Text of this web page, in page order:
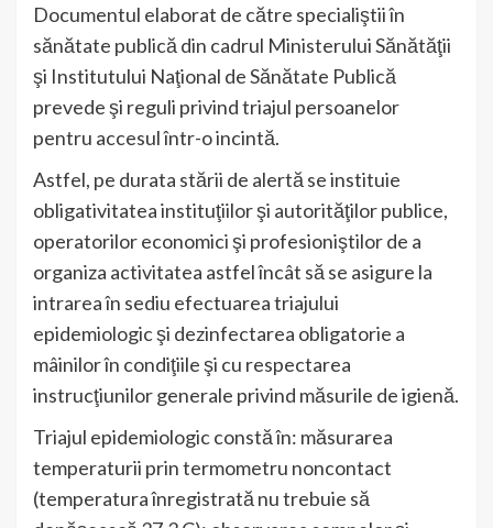
Documentul elaborat de către specialiştii în
sănătate publică din cadrul Ministerului Sănătăţii
şi Institutului Naţional de Sănătate Publică
prevede şi reguli privind triajul persoanelor
pentru accesul într-o incintă.
Astfel, pe durata stării de alertă se instituie
obligativitatea instituţiilor şi autorităţilor publice,
operatorilor economici şi profesioniştilor de a
organiza activitatea astfel încât să se asigure la
intrarea în sediu efectuarea triajului
epidemiologic şi dezinfectarea obligatorie a
mâinilor în condiţiile şi cu respectarea
instrucţiunilor generale privind măsurile de igienă.
Triajul epidemiologic constă în: măsurarea
temperaturii prin termometru noncontact
(temperatura înregistrată nu trebuie să